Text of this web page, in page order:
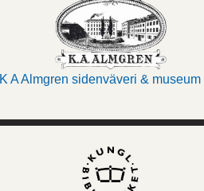
K A Almgren sidenväveri & museum